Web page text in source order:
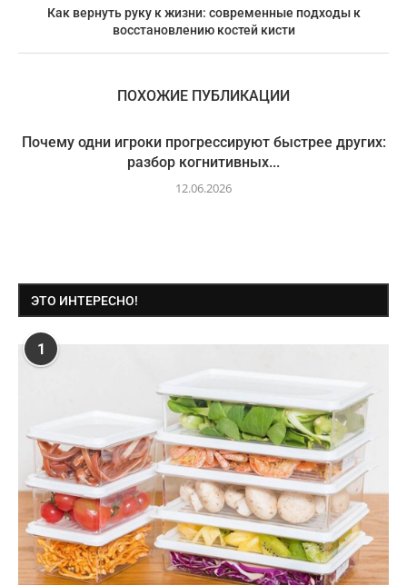
Как вернуть руку к жизни: современные подходы к
восстановлению костей кисти
ПОХОЖИЕ ПУБЛИКАЦИИ
Почему одни игроки прогрессируют быстрее других:
разбор когнитивных...
12.06.2026
ЭТО ИНТЕРЕСНО!
1